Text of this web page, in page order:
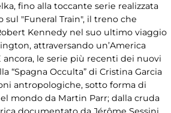
fino alla toccante serie realizzata
sul "Funeral Train", il treno che
Kennedy nel suo ultimo viaggio
attraversando un’America
ancora, le serie più recenti dei nuovi
“Spagna Occulta” di Cristina Garcia
antropologiche, sotto forma di
mondo da Martin Parr; dalla cruda